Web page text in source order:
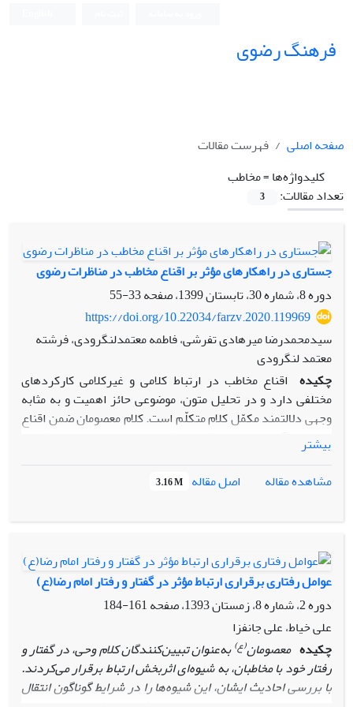
فرهنگ رضوی
صفحه اصلی
فهرست مقالات
کلیدواژه‌ها =مخاطب
تعداد مقالات:
3
جستاری در راهکارهای مؤثر بر اقناع مخاطب در مناظرات رضوی
دوره 8، شماره 30، تابستان 1399، صفحه
33-55
https://doi.org/10.22034/farzv.2020.119969
سیدمحمدرضا میرهادی تفرشی، فاطمه معتمدلنگرودی، فرشته
معتمد لنگرودی
چکیده اقناع مخاطب در ارتباط کلامی و غیرکلامی کارکردهای
مختلفی دارد و در تحلیل متون، موضوعی حائز اهمیت و به مثابه
وجهی دلالتمند مکمّل کلام متکلّم است. کلام معصومان ضمن اقناع
مردم با آن‌ها ارتباط برقرار می‌کند و در جهت متقاعد کردن
مخاطبان از کلمات و جملات و عبارات متنوّع بهره می‌گیرد. امام
رضاgدر مناظرات خویش با صاحبان ادیان و نحله‌های مختلف فکری
از ابزار «اقناع» بهره جسته است. این پژوهش مناظرات رضوی را
جدال أحسن، استناد به منابع معتبر و مستدل و همچنین از طریق
اقناع غیرکلامی مثل زبان بدن و خوش‌خلقی فرد اقناع کننده
نسبت به طرف مقابل خود در گفت‌وگوها بهره برده‌ است. همچنین
توجه به باور مخاطب و ردّ و اصلاح یا تأیید آن‌ها در قالب‌های
مختلف، گویای آن است که آن حضرت به دنبال اقناع مخاطبان با
توجه به موقعیّت زمانی و مکانی آن‌هاست و به موقعیّت روحی و
روانی آن‌ها نیز توجه دارد.
اقناع مخاطب در ارتباط کلامی و غیرکلامی کارکردهای مختلفی دارد
بیشتر
مشاهده مقاله
اصل مقاله 3.16 M
عوامل رفتاری برقراری ارتباط مؤثر در گفتار و رفتار امام رضا(ع)
دوره 2، شماره 8، زمستان 1393، صفحه
161-184
علی خیاط، علی جانفزا
چکیده معصومان(ع)به‌عنوان تبیین‌کنندگان کلام وحی، در گفتار و
رفتار خود با مخاطبان، به شیوه‌ای اثر‌بخش ارتباط برقرار می‌کردند.
با بررسی احادیث ایشان، این شیوه‌ها را در شرایط گوناگون انتقال